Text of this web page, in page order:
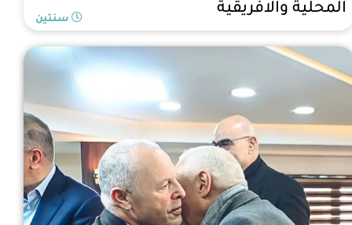
المحلية والافريقية
سنتين